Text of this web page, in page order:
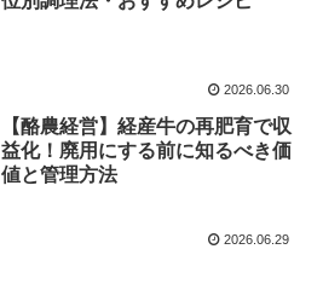
2026.06.30
【酪農経営】経産牛の再肥育で収
益化！廃用にする前に知るべき価
値と管理方法
2026.06.29